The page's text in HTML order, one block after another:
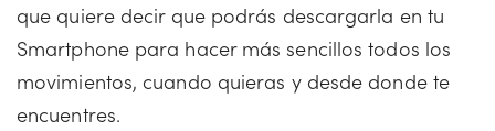
que quiere decir que podrás descargarla en tu
Smartphone para hacer más sencillos todos los
movimientos, cuando quieras y desde donde te
encuentres.